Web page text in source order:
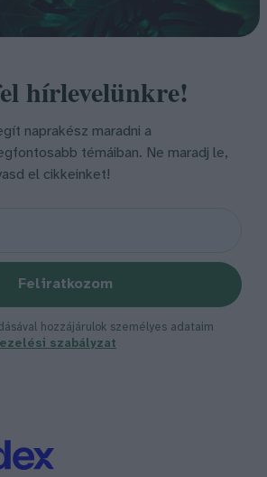
hírlevelünkre!
naprakész maradni a
témáiban. Ne maradj le,
el cikkeinket!
Feliratkozom
hozzájárulok személyes adataim
szabályzat